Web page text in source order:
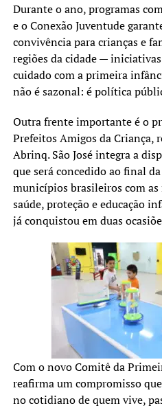
Durante o ano, programas
e o Conexão Juventude
convivência para crianças e
regiões da cidade —
cuidado com a primeira
não é sazonal: é política
Outra frente importante é o
Prefeitos Amigos da Criança,
Abrinq. São José integra a
que será concedido ao final
municípios brasileiros com
saúde, proteção e educação
já conquistou em duas
Com o novo Comitê da
reafirma um compromisso
no cotidiano de quem vive,